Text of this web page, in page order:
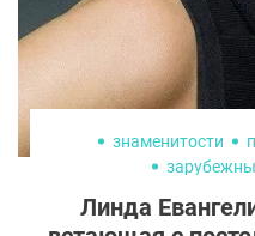
Супермодель
превышал 1 млн$.
украсили более
поля зрения в